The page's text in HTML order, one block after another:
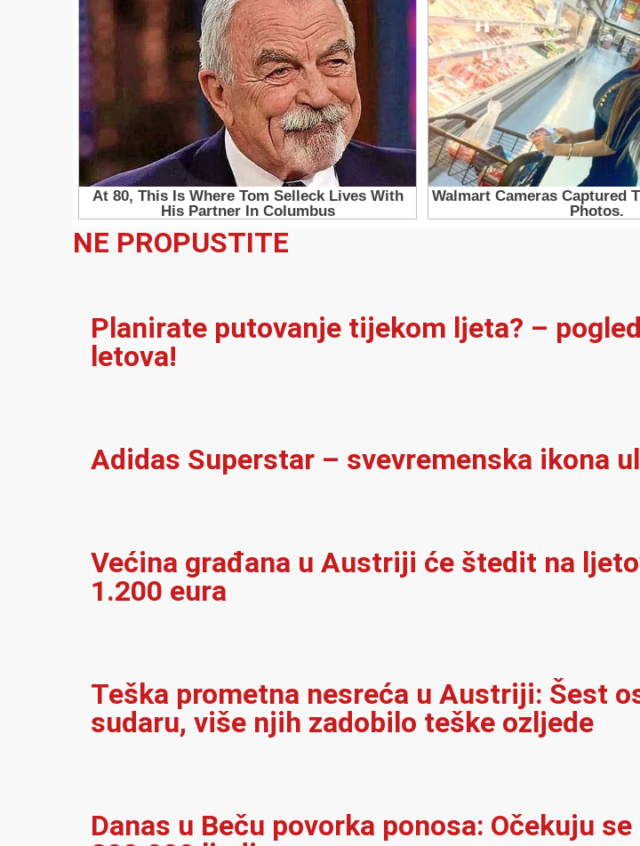
NE PROPUSTITE
Planirate putovanje tijekom ljeta? –
letova!
Adidas Superstar – svevremenska ikona
Većina građana u Austriji će štedit na
1.200 eura
Teška prometna nesreća u Austriji: Šest
sudaru, više njih zadobilo teške ozljede
Danas u Beču povorka ponosa: Očekuju